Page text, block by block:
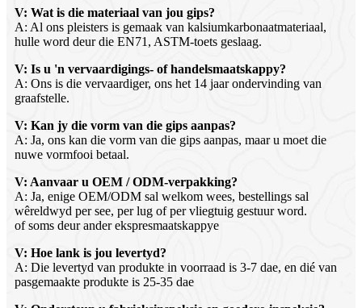
V: Wat is die materiaal van jou gips?
A: Al ons pleisters is gemaak van kalsiumkarbonaatmateriaal,
hulle word deur die EN71, ASTM-toets geslaag.
V: Is u 'n vervaardigings- of handelsmaatskappy?
A: Ons is die vervaardiger, ons het 14 jaar ondervinding van
graafstelle.
V: Kan jy die vorm van die gips aanpas?
A: Ja, ons kan die vorm van die gips aanpas, maar u moet die
nuwe vormfooi betaal.
V: Aanvaar u OEM / ODM-verpakking?
A: Ja, enige OEM/ODM sal welkom wees, bestellings sal
wêreldwyd per see, per lug of per vliegtuig gestuur word.
of soms deur ander ekspresmaatskappye
V: Hoe lank is jou levertyd?
A: Die levertyd van produkte in voorraad is 3-7 dae, en dié van
pasgemaakte produkte is 25-35 dae